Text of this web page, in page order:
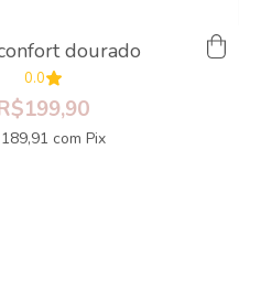
dourado
0.0
com Pix